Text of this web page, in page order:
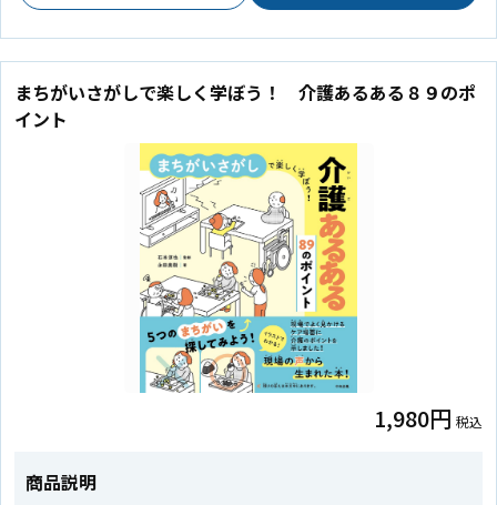
まちがいさがしで楽しく学ぼう！ 介護あるある８９のポ
イント
1,980円 税込
商品説明